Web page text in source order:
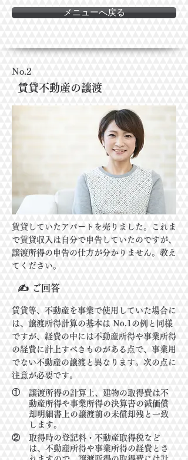
メニューへ戻る
No.2
​賃貸不動産の譲渡
​賃貸していたアパートを売りました。これま
で賃貸収入は自分で申告していたのですが、
譲渡所得の申告の仕方が分かりません。教え
てください。
✍ ご回答
賃貸等、不動産を事業で使用していた場合に
は、譲渡所得計算の基本は No.1の例と同様
ですが、経費の中には不動産所得や事業所得
の経費に計上すべきものがある点で、事業用
でない不動産の譲渡と異なります。次の点に
注意が必要です。
①
譲渡所得の計算上、建物の取得費は不
動産所得や事業所得の決算書の減価償
却明 細書上の譲渡前の未償却残と一致
します。
②
取得時の登記料・不動産取得税など
は、不動産所得や事業所得の経費とさ